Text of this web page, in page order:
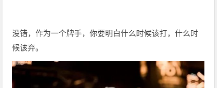
没错，作为一个牌手，你要明白什么时候该打，什么时
候该弃。